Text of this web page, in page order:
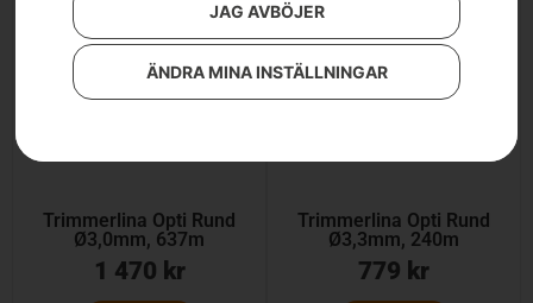
JAG AVBÖJER
ÄNDRA MINA INSTÄLLNINGAR
Trimmerlina Opti Rund
Ø3,0mm, 637m
1 470 kr
Trimmerlina Opti Rund
Ø3,3mm, 240m
779 kr